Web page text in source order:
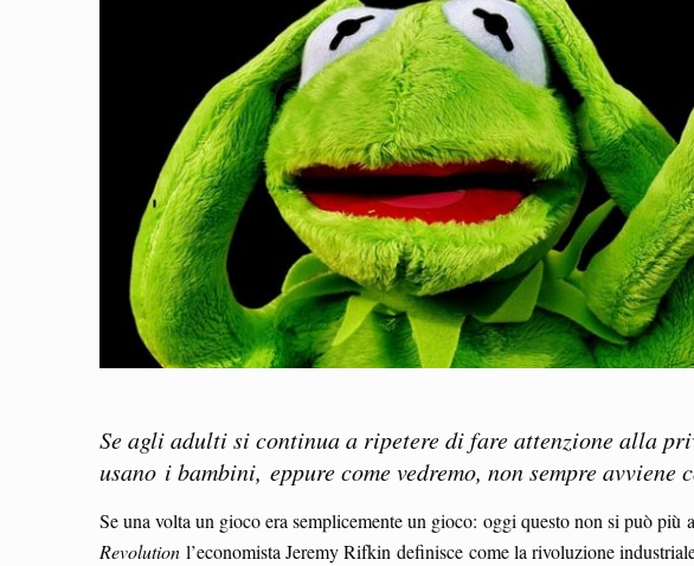
Se agli adulti si continua a ripetere di fare attenzione alla
usano i bambini, eppure come vedremo, non sempre avviene
Se una volta un gioco era semplicemente un gioco: oggi questo non si può
Revolution l’economista Jeremy Rifkin definisce come la rivoluzione